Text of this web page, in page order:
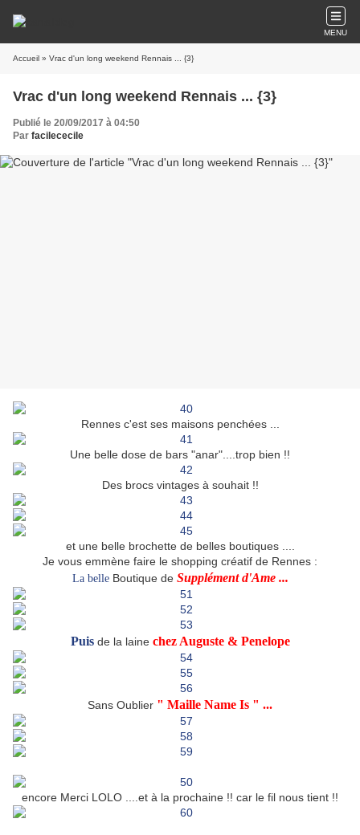
MENU
Accueil » Vrac d'un long weekend Rennais ... {3}
Vrac d'un long weekend Rennais ... {3}
Publié le 20/09/2017 à 04:50
Par facilececile
Rennes c'est ses maisons penchées ...
Une belle dose de bars "anar"....trop bien !!
Des brocs vintages à souhait !!
et une belle brochette de belles boutiques ....
Je vous emmène faire le shopping créatif de Rennes :
La belleBoutique de Supplément d'Ame ...
Puisde la laine chez Auguste & Penelope
Sans Oublier " Maille Name Is " ...
encore Merci LOLO ....et à la prochaine !! car le fil nous tient !!